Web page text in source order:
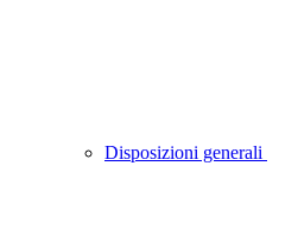
Disposizioni generali